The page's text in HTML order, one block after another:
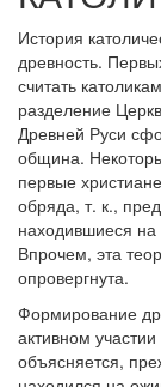
Викторины
Ссылки
Религиозные
9 августа
Св. Тереза
см. календарь
Обратная связь
История
древность.
считать
разделение
Древней Руси
община.
первые
обряда, т. к.,
находившиеся
Впрочем, эта
опровергнута.
Формирование
активном
объясняется,